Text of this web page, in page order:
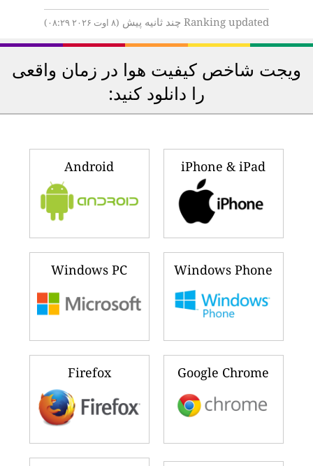
Ranking updated چند ثانیه پیش
ویجت شاخص کیفیت هوا در زمان واقعی
را دانلود کنید:
iPhone & iPad
Android
Windows Phone
Windows PC
Google Chrome
Firefox